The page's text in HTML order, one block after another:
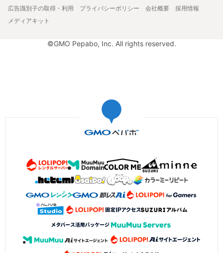
広告識別子の取得・利用
プライバシーポリシー 会社概要
採用情報
メディアキット
©GMO Pepabo, Inc. All rights reserved.